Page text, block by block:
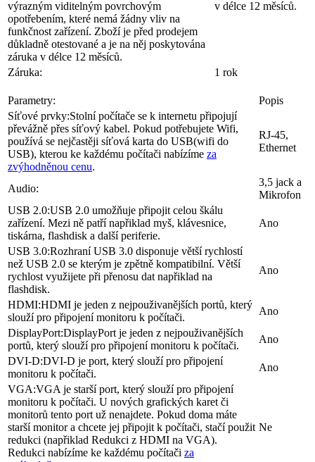
výrazným viditelným povrchovým
opotřebením, které nemá žádny vliv na
funkčnost zařízení. Zboží je před prodejem
důkladně otestované a je na něj poskytována
záruka v délce 12 měsíců.
v délce 12 měsíců.
Záruka: 1 rok
Parametry:
Popis
Síťové prvky:Stolní počítače se k internetu připojují
převážně přes síťový kabel. Pokud potřebujete Wifi,
používá se nejčastěji síťová karta do USB(wifi do
USB), kterou ke každému počítači nabízíme za
zvýhodněnou cenu.
RJ-45,
Ethernet
Audio:
3,5 jack a
Mikrofon
USB 2.0:USB 2.0 umožňuje připojit celou škálu
zařízení. Mezi ně patří napřiklad myš, klávesnice,
tiskárna, flashdisk a další periferie.
Ano
USB 3.0:Rozhraní USB 3.0 disponuje větší rychlostí
než USB 2.0 se kterým je zpětně kompatibilní. Větší
rychlost využijete při přenosu dat napřiklad na
flashdisk.
Ano
HDMI:HDMI je jeden z nejpouživanějších portů, který
slouží pro připojení monitoru k počítači.
Ano
DisplayPort:DisplayPort je jeden z nejpouživanějších
portů, který slouží pro připojení monitoru k počítači.
Ano
DVI-D:DVI-D je port, který slouží pro připojení
monitoru k počítači.
Ano
VGA:VGA je starší port, který slouží pro připojení
monitoru k počítači. U nových grafických karet či
monitorů tento port už nenajdete. Pokud doma máte
starší monitor a chcete jej připojit k počítači, stačí použit
redukci (napřiklad Redukci z HDMI na VGA).
Redukci nabízíme ke každému počítači za
Ne